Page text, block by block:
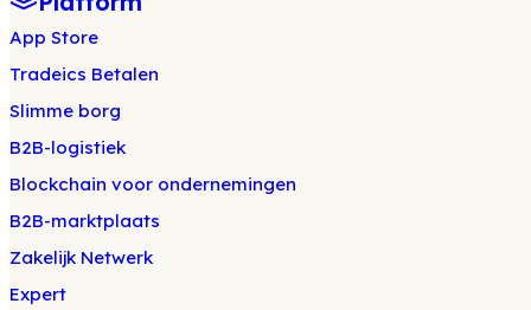
App Store
Tradeics Betalen
Slimme borg
B2B-logistiek
Blockchain voor ondernemingen
B2B-marktplaats
Zakelijk Netwerk
Expert